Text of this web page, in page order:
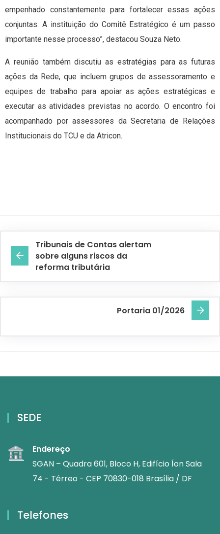
empenhado constantemente para fortalecer essas ações
conjuntas. A instituição do Comitê Estratégico é um passo
importante nesse processo”, destacou Souza Neto.
A reunião também discutiu as estratégias para as futuras
ações da Rede, que incluem grupos de assessoramento e
equipes de trabalho para apoiar as ações estratégicas e
executar as atividades previstas no acordo. O encontro foi
acompanhado por assessores da Secretaria de Relações
Institucionais do TCU e da Atricon.
Tribunais de Contas alertam
sobre alguns riscos da
reforma tributária
Portaria 01/2026
SEDE
Endereço
SGAN – Quadra 601, Bloco H, Edifício Íon Sala
74 - Térreo - CEP 70830-018 Brasília / DF
Telefones